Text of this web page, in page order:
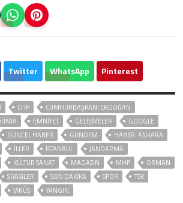
Twitter WhatsApp Pinterest
CHP
CUMHURBAŞKANI ERDOĞAN
EMNİYET GELIŞMELER
GOOGLE
GÜNCEL HABER GÜNDEM
HABER. ANKARA
İLLER ISTANBUL
JANDARMA
KÜLTÜR SANAT MAGAZİN MHP
ORMAN
SİYASİLER SON DAKIKA SPOR
TSK
VIRÜS YANGIN